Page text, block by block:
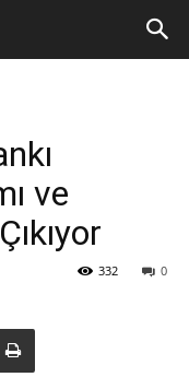
ve
0
332